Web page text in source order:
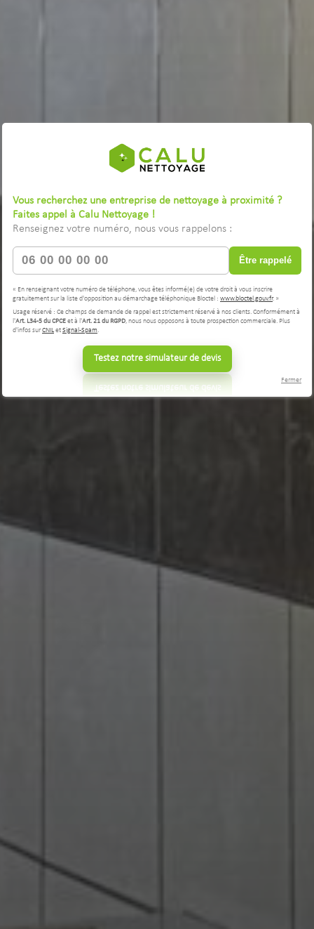
Vous recherchez une entreprise de nettoyage à proximité ?
Faites appel à Calu Nettoyage !
Renseignez votre numéro, nous vous rappelons :
Être rappelé
« En renseignant votre numéro de téléphone, vous êtes informé(e) de votre droit à vous inscrire
gratuitement sur la liste d'opposition au démarchage téléphonique Bloctel : www.bloctel.gouv.fr. »
Usage réservé : Ce champs de demande de rappel est strictement réservé à nos clients. Conformément à
l'Art. L34-5 du CPCEet à l'Art. 21 du RGPD, nous nous opposons à toute prospection commerciale. Plus
d'infos surCNILetSignal-Spam.
Testez notre simulateur de devis
Fermer